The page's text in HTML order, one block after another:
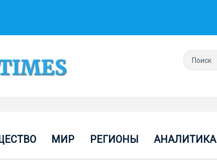
МИР РЕГИОНЫ АНАЛИТИКА